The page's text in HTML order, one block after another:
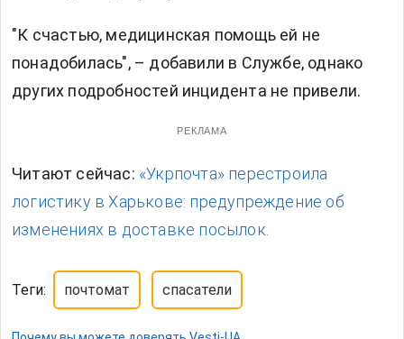
"К счастью, медицинская помощь ей не
понадобилась", – добавили в Службе, однако
других подробностей инцидента не привели.
РЕКЛАМА
Читают сейчас: «Укрпочта» перестроила
логистику в Харькове: предупреждение об
изменениях в доставке посылок.
Теги: почтомат спасатели